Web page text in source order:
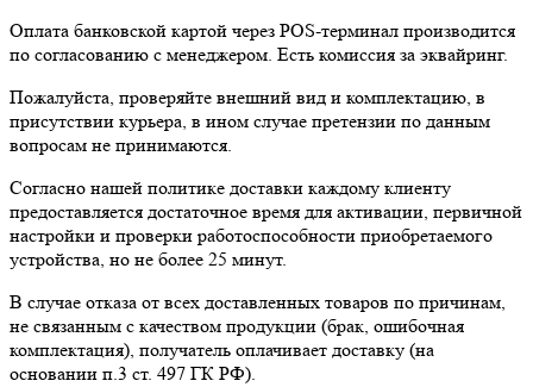
Оплата банковской картой через POS-терминал производится
по согласованию с менеджером. Есть комиссия за эквайринг.
Пожалуйста, проверяйте внешний вид и комплектацию, в
присутствии курьера, в ином случае претензии по данным
вопросам не принимаются.
Согласно нашей политике доставки каждому клиенту
предоставляется достаточное время для активации, первичной
настройки и проверки работоспособности приобретаемого
устройства, но не более 25 минут.
В случае отказа от всех доставленных товаров по причинам,
не связанным с качеством продукции (брак, ошибочная
комплектация), получатель оплачивает доставку (на
основании п.3 ст. 497 ГК РФ).